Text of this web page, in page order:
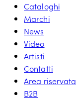
Cataloghi
Marchi
News
Video
Artisti
Contatti
Area riservata
B2B